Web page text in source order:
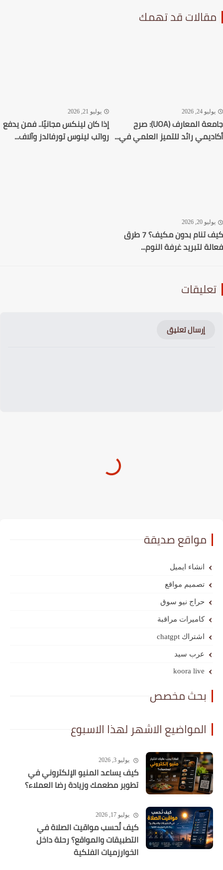
قد تهمك
24, 2026
جامعة المعارف (UOA): صرح
رائد للتميز العلمي في...
يوليو 21, 2026
إذا كان لينكس مجانيًا.. فمن يدفع
رواتب لينوس تورفالدز وآلاف...
20, 2026
كيف تنام بدون مكيف؟ 7 طرق
لتبريد غرفة النوم...
إرسال تعليق
مواقع صديقة
انشاء ايميل
تصميم مواقع
حراج نيو سوق
كاميرات مراقبة
اشتراك chatgpt
عرب سيد
koora live
بحث مخصص
المواضيع الاشهر لهذا الاسبوع
يوليو 3, 2026
كيف يساعد المنيو الإلكتروني في
تطوير مطعمك وزيادة رضا العملاء؟
يوليو 17, 2026
كيف تُحسب مواقيت الصلاة في
التطبيقات والمواقع؟ رحلة داخل
الخوارزميات الفلكية